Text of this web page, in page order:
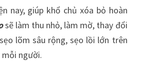
nay, giúp khổ chủ xóa bỏ hoàn
sẽ làm thu nhỏ, làm mờ, thay đổi
lõm sâu rộng, sẹo lồi lớn trên
người.